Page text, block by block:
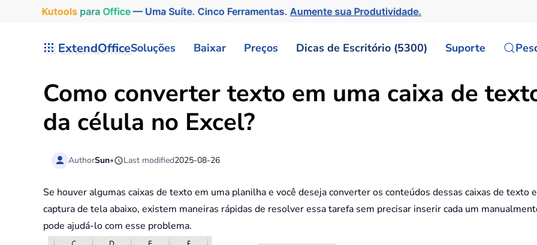
Kutoolspara Office— Uma Suíte. Cinco Ferramentas.Aumente sua Produtividade.
ExtendOfficeSoluções Baixar Preços Dicas de Escritório (5300) Suporte
Como converter texto em uma caixa de
da célula no Excel?
AuthorSun• Last modified2025-08-26
Se houver algumas caixas de texto em uma planilha e você deseja converter os conteúdos dessas caixas de texto
captura de tela abaixo, existem maneiras rápidas de resolver essa tarefa sem precisar inserir cada um
pode ajudá-lo com esse problema.